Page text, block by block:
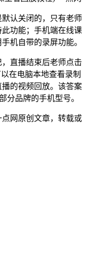
认关闭的，只有老师
功能；手机端在线课
机自带的录屏功能。
直播结束后老师点击
在电脑本地查看录制
的视频回放。该答案
分品牌的手机型号。
点网 原创文章，转载或